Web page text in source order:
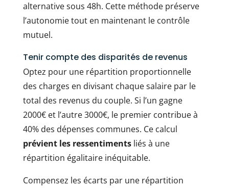
alternative sous 48h. Cette méthode préserve
l’autonomie tout en maintenant le contrôle
mutuel.
Tenir compte des disparités de revenus
Optez pour une répartition proportionnelle
des charges en divisant chaque salaire par le
total des revenus du couple. Si l’un gagne
2000€ et l’autre 3000€, le premier contribue à
40% des dépenses communes. Ce calcul
prévient les ressentimentsliés à une
répartition égalitaire inéquitable.
Compensez les écarts par une répartition